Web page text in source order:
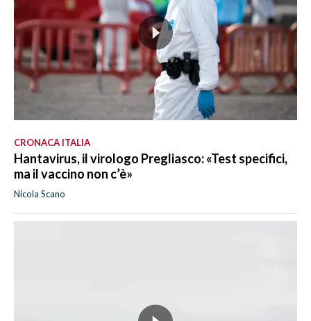
CRONACA ITALIA
Hantavirus, il virologo Pregliasco: «Test specifici,
ma il vaccino non c’è»
Nicola Scano